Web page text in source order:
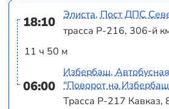
18:10
11 ч 50 м
06:00
Элиста, Пост ДПС
трасса Р-216, 306-й
Избербаш,
"Поворот на
Трасса Р-217 Кавказ,